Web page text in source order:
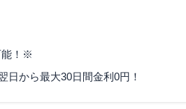
能！※
日から最大30日間金利0円！